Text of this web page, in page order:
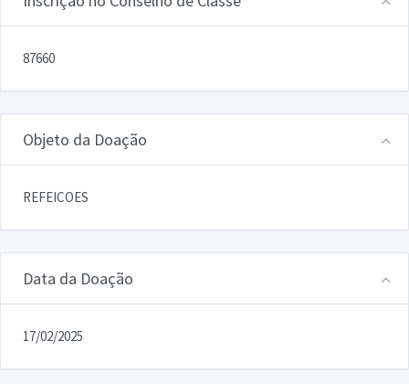
87660
Objeto da Doação
REFEICOES
Data da Doação
17/02/2025